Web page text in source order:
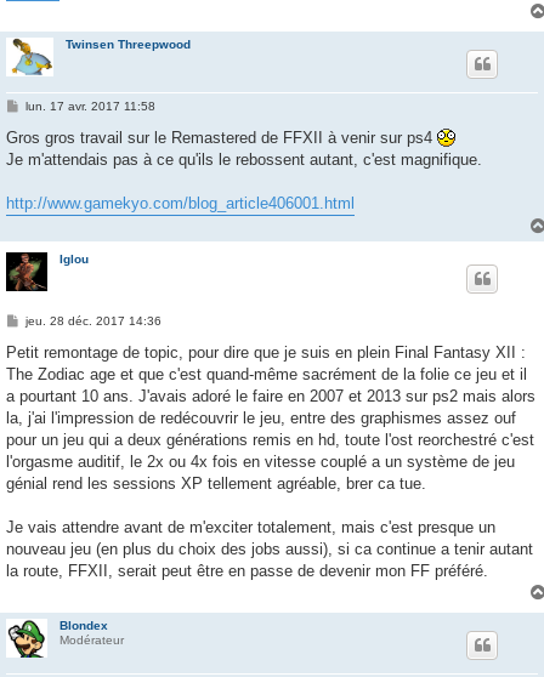
Twinsen Threepwood
M
s
a
lun. 17 avr. 2017 11:58
Gros gros travail sur le Remastered de FFXII à venir sur ps4
Je m'attendais pas à ce qu'ils le rebossent autant, c'est magnifique.
http://www.gamekyo.com/blog_article406001.html
Iglou
M
s
a
g
e
jeu. 28 déc. 2017 14:36
Petit remontage de topic, pour dire que je suis en plein Final Fantasy XII :
The Zodiac age et que c'est quand-même sacrément de la folie ce jeu et il
a pourtant 10 ans. J'avais adoré le faire en 2007 et 2013 sur ps2 mais alors
la, j'ai l'impression de redécouvrir le jeu, entre des graphismes assez ouf
pour un jeu qui a deux générations remis en hd, toute l'ost reorchestré c'est
l'orgasme auditif, le 2x ou 4x fois en vitesse couplé a un système de jeu
génial rend les sessions XP tellement agréable, brer ca tue.
Je vais attendre avant de m'exciter totalement, mais c'est presque un
nouveau jeu (en plus du choix des jobs aussi), si ca continue a tenir autant
la route, FFXII, serait peut être en passe de devenir mon FF préféré.
Blondex
Modérateur